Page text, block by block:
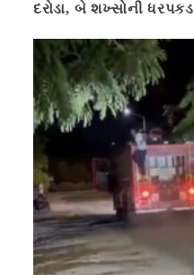
દરોડા, બે શખ્સોની ધરપકડ